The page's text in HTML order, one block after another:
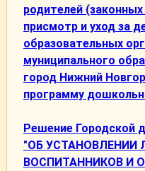
родителей
присмотр и уход за
образовательных
муниципального
город Нижний
программу
Решение Городской
"ОБ УСТАНОВЛЕНИИ
ВОСПИТАННИКОВ И